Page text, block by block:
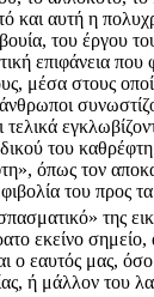
και αυτή η
του έργου
επιφάνεια που
μέσα στους
του
όπως τον
του προς
της
εκείνο
ο εαυτός μας,
ή μάλλον του